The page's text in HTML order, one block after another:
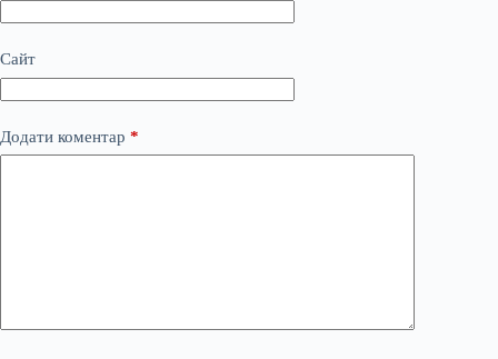
Сайт
Додати коментар *